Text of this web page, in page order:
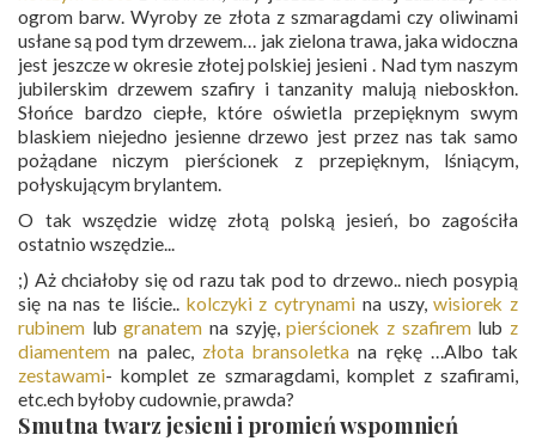
ogrom barw. Wyroby ze złota z szmaragdami czy oliwinami
usłane są pod tym drzewem… jak zielona trawa, jaka widoczna
jest jeszcze w okresie złotej polskiej jesieni . Nad tym naszym
jubilerskim drzewem szafiry i tanzanity malują nieboskłon.
Słońce bardzo ciepłe, które oświetla przepięknym swym
blaskiem niejedno jesienne drzewo jest przez nas tak samo
pożądane niczym pierścionek z przepięknym, lśniącym,
połyskującym brylantem.
O tak wszędzie widzę złotą polską jesień, bo zagościła
ostatnio wszędzie...
;) Aż chciałoby się od razu tak pod to drzewo.. niech posypią
się na nas te liście.. kolczyki z cytrynami na uszy,wisiorek z
rubinem lubgranatem na szyję,pierścionek z szafiremlub z
diamentem na palec, złota bransoletka na rękę …Albo tak
zestawami- komplet ze szmaragdami, komplet z szafirami,
etc.ech byłoby cudownie, prawda?
Smutna twarz jesieni i promień wspomnień